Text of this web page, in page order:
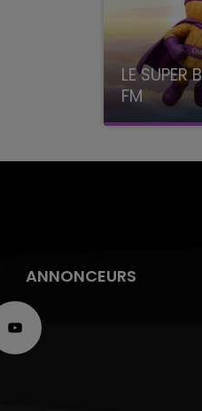
LE
FM
avec La
ANNONCEURS